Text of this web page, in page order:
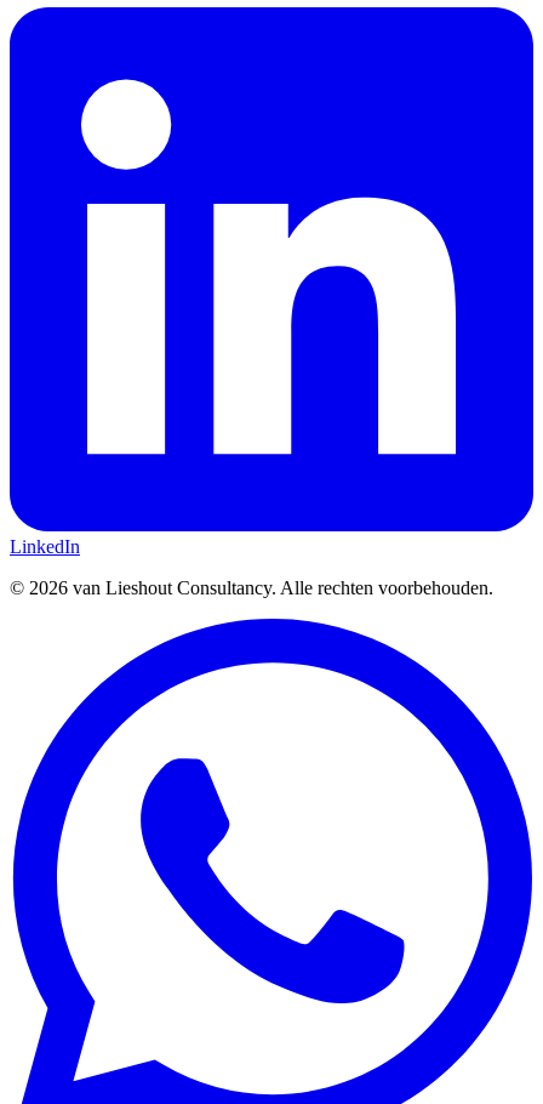
LinkedIn
© 2026 van Lieshout Consultancy. Alle rechten voorbehouden.